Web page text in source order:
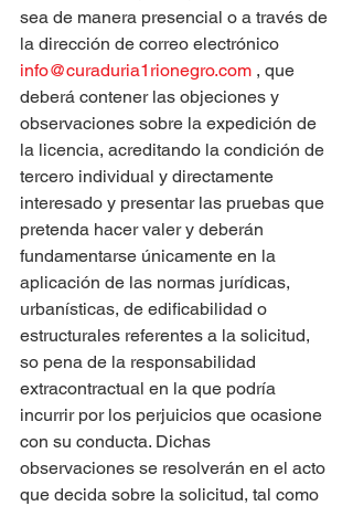
sea de manera presencial o a través de
la dirección de correo electrónico
info@curaduria1rionegro.com , que
deberá contener las objeciones y
observaciones sobre la expedición de
la licencia, acreditando la condición de
tercero individual y directamente
interesado y presentar las pruebas que
pretenda hacer valer y deberán
fundamentarse únicamente en la
aplicación de las normas jurídicas,
urbanísticas, de edificabilidad o
estructurales referentes a la solicitud,
so pena de la responsabilidad
extracontractual en la que podría
incurrir por los perjuicios que ocasione
con su conducta. Dichas
observaciones se resolverán en el acto
que decida sobre la solicitud, tal como